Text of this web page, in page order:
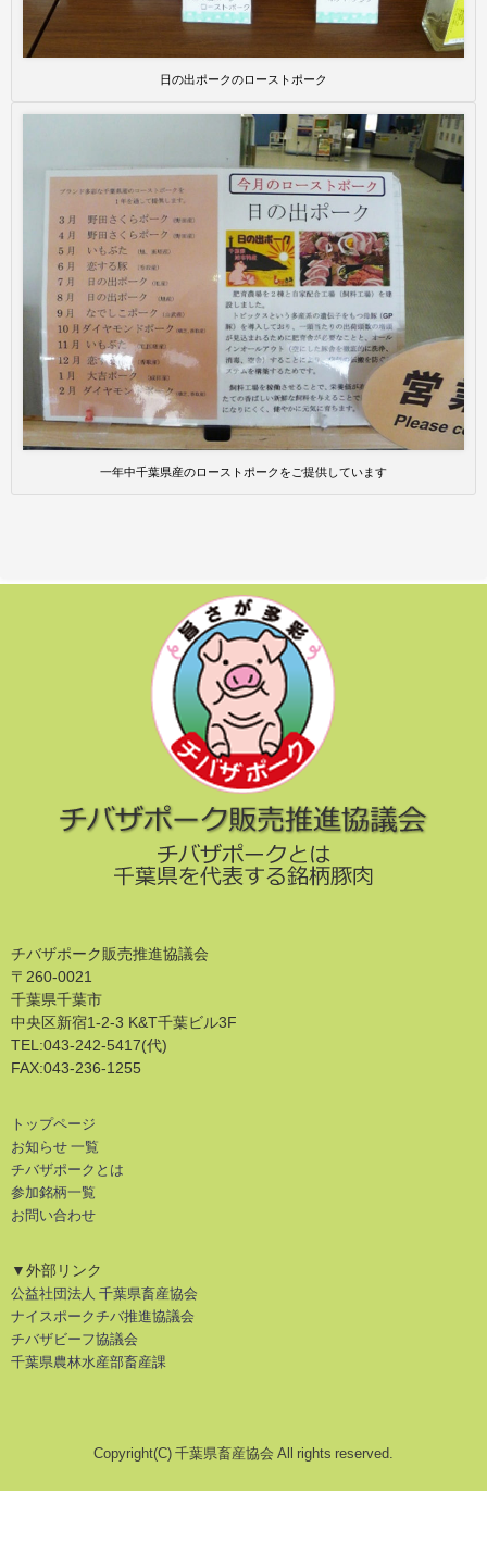
日の出ポークのローストポーク
一年中千葉県産のローストポークをご提供しています
チバザポーク販売推進協議会
〒260-0021
千葉県千葉市
中央区新宿1-2-3 K&T千葉ビル3F
TEL:043-242-5417(代)
FAX:043-236-1255
トップページ
お知らせ 一覧
チバザポークとは
参加銘柄一覧
お問い合わせ
▼外部リンク
公益社団法人 千葉県畜産協会
ナイスポークチバ推進協議会
チバザビーフ協議会
千葉県農林水産部畜産課
Copyright(C) 千葉県畜産協会 All rights reserved.